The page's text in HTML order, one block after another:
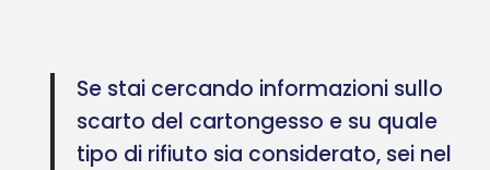
Se stai cercando informazioni sullo
scarto del cartongesso e su quale
tipo di rifiuto sia considerato, sei nel